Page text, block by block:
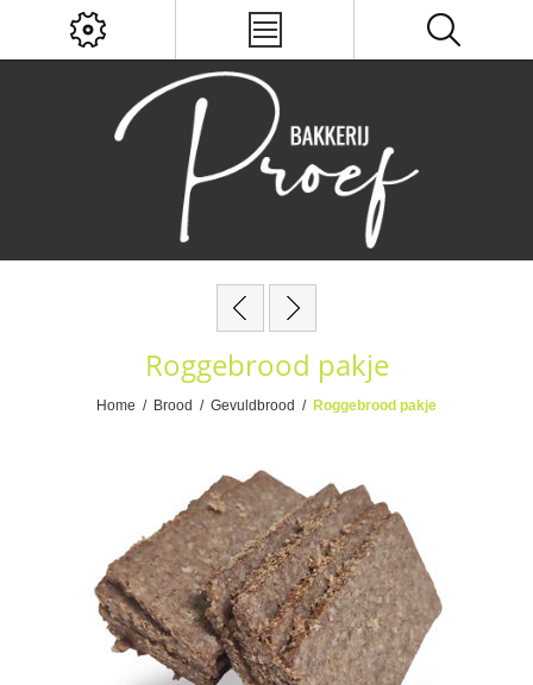
Roggebrood pakje
Home / Brood / Gevuldbrood / Roggebrood pakje